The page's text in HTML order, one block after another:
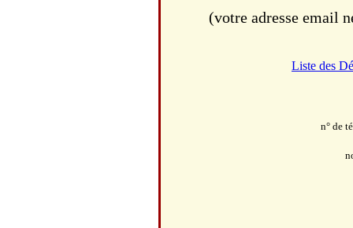
(votre adresse email
Liste des
n° de